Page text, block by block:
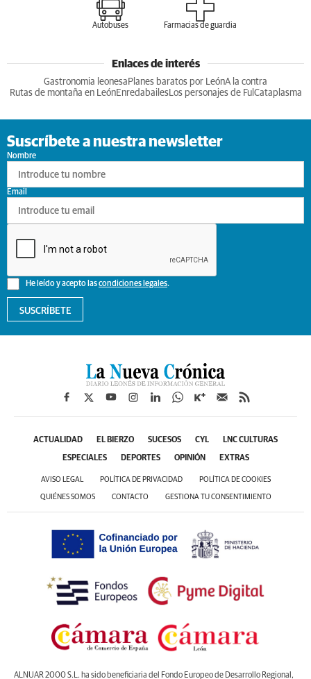
Autobuses Farmacias de guardia
Enlaces de interés
Gastronomia leonesa Planes baratos por LeónA la contra
Rutas de montaña en LeónEnredabailesLos personajes de Ful Cataplasma
Suscríbete a nuestra newsletter
Nombre
He leído y acepto lascondiciones legales.
Email
SUSCRÍBETE
ACTUALIDAD EL BIERZO SUCESOS CYL LNC CULTURAS
ESPECIALES DEPORTES OPINIÓN EXTRAS
AVISO LEGAL POLÍTICA DE PRIVACIDAD POLÍTICA DE COOKIES
QUIÉNES SOMOS CONTACTO GESTIONA TU CONSENTIMIENTO
ALNUAR 2000 S.L. ha sido beneficiaria del Fondo Europeo de Desarrollo Regional,